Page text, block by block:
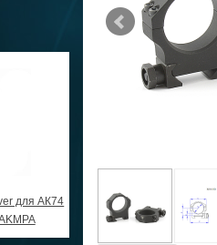
для АК74